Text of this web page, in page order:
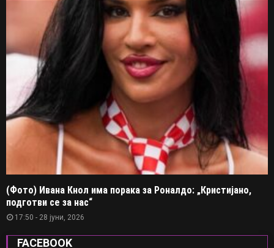
(Фото) Ивана Кнол има порака за Роналдо: „Кристијано,
подготви се за нас“
17:50 - 28 јуни, 2026
FACEBOOK